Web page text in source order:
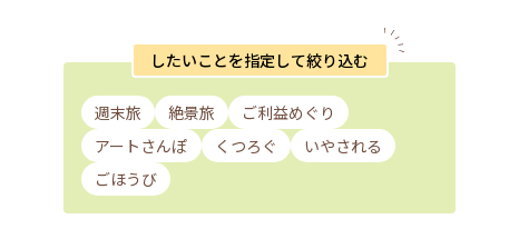
したいことを指定して絞り込む
週末旅 絶景旅
ご利益めぐり
アートさんぽ
くつろぐ
いやされる
ごほうび